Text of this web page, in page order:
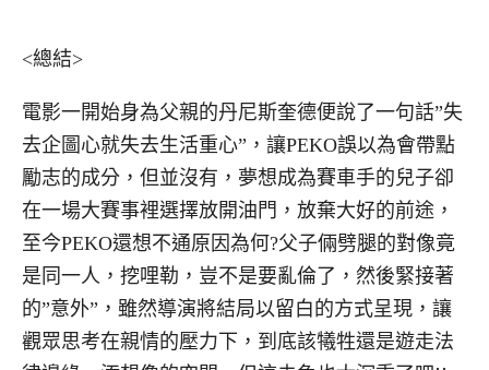
<總結>
電影一開始身為父親的丹尼斯奎德便說了一句話”失
去企圖心就失去生活重心”，讓PEKO誤以為會帶點
勵志的成分，但並沒有，夢想成為賽車手的兒子卻
在一場大賽事裡選擇放開油門，放棄大好的前途，
至今PEKO還想不通原因為何?父子倆劈腿的對像竟
是同一人，挖哩勒，豈不是要亂倫了，然後緊接著
的”意外”，雖然導演將結局以留白的方式呈現，讓
觀眾思考在親情的壓力下，到底該犧牲還是遊走法